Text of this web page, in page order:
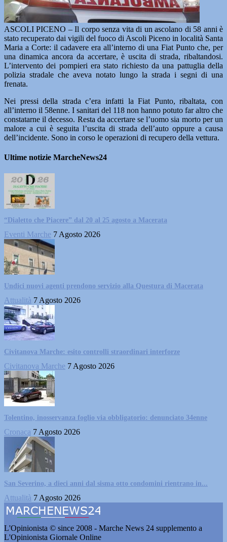
ASCOLI PICENO – Il corpo senza vita di un ascolano di 58 anni è
stato recuperato dai vigili del fuoco di Ascoli Piceno in località Santa
Maria a Corte: il cadavere era all’interno di una Fiat Punto che, per
una dinamica ancora da accertare, è uscita di strada, ribaltandosi.
L’intervento dei pompieri era stato richiesto da una pattuglia della
polizia stradale che aveva notato lungo la strada i segni di una
frenata.
Nei pressi della strada c’era infatti la Fiat Punto, ribaltata, con
all’interno il 58enne. I sanitari del 118 non hanno potuto far altro che
constatarne il decesso. Resta da accertare se l’uomo sia morto per un
malore a cui è seguita l’uscita di strada dell’auto oppure a causa
dell’incidente. Sono in corso le operazioni di recupero della vettura.
Ultime notizie MarcheNews24
“Dialetto che Piacere” dal 20 al 25 agosto a Macerata
Eventi Marche 7 Agosto 2026
Undici nuovi agenti prendono servizio alla Questura di Macerata
Attualità 7 Agosto 2026
Civitanova Marche: esito controlli straordinari interforze
Civitanova Marche 7 Agosto 2026
Tolentino, inosservanza foglio via obbligatorio: denunciato 34enne
Cronaca 7 Agosto 2026
San Severino, a dieci anni dal sisma otto condomini rientrano in...
Attualità 7 Agosto 2026
L'Opinionista © since 2008 - Marche News 24 supplemento a
L'Opinionista Giornale Online